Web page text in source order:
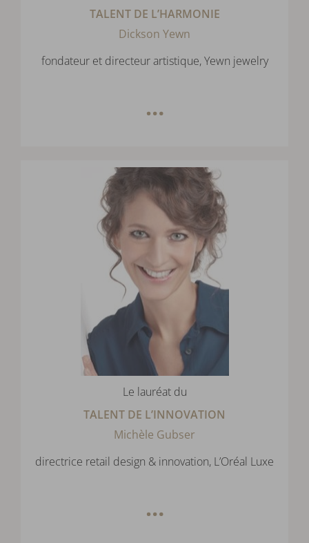
TALENT DE L’HARMONIE
Dickson Yewn
fondateur et directeur artistique, Yewn jewelry
…
Le lauréat du
TALENT DE L’INNOVATION
Michèle Gubser
directrice retail design & innovation, L’Oréal Luxe
…